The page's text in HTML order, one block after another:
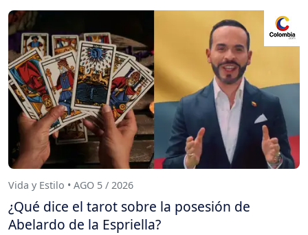
Vida y Estilo • AGO 5 / 2026
¿Qué dice el tarot sobre la posesión de
Abelardo de la Espriella?